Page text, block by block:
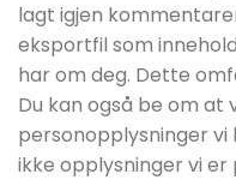
lagt igjen
eksportfil som
har om deg. Dette
Du kan også be om at
personopplysninger
ikke opplysninger vi